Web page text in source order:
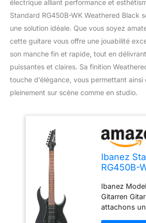
électrique alliant performance et
Standard RG450B-WK Weathered Black
une solution idéale. Que vous soyez
cette guitare vous offre une jouabilité
son manche fin et rapide, tout en
puissantes et claires. Sa finition
touche d’élégance, vous permettant
pleinement sur scène comme en studio.
Ibanez
RG450B-
Guitare
Ibanez
Gitarren
attachons